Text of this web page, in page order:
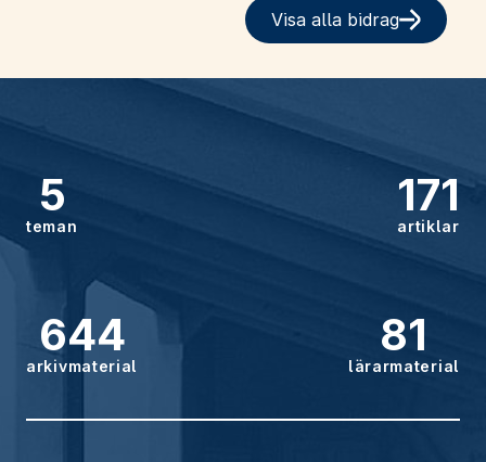
Visa alla bidrag
5
teman
171
artiklar
644
arkivmaterial
81
lärarmaterial